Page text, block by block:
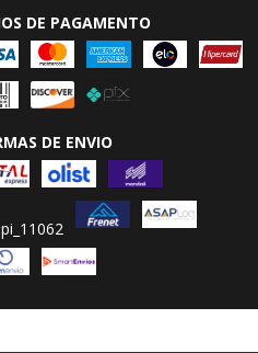
DE PAGAMENTO
DE ENVIO